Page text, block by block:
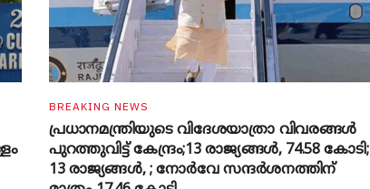
BREAKING NEWS
പ്രധാനമന്ത്രിയുടെ വിദേശയാത്രാ വിവരങ്ങൾ
പുറത്തുവിട്ട് കേന്ദ്രം;13 രാജ്യങ്ങൾ, 74.58 കോടി;
13 രാജ്യങ്ങൾ, ; നോർവേ സന്ദർശനത്തിന്